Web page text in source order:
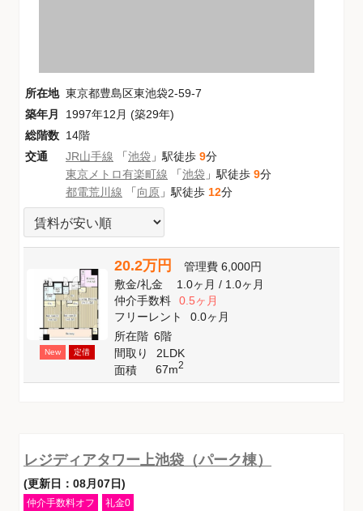
所在地 東京都豊島区東池袋2-59-7
築年月
1997年12月 (築29年)
総階数 14階
交通
JR山手線 「池袋 」駅徒歩 9分
東京メトロ有楽町線 「池袋 」駅徒歩 9分
都電荒川線 「向原 」駅徒歩 12分
New 定借
20.2万円 管理費 6,000円
敷金/礼金 1.0ヶ月/ 1.0ヶ月
仲介手数料
0.5ヶ月
フリーレント
0.0ヶ月
所在階 6階
間取り
2LDK
面積
67m2
レジディアタワー上池袋（パーク棟）
(更新日：08月07日)
仲介手数料オフ 礼金0